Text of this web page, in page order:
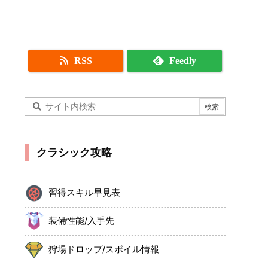
RSS Feedly
クラシック攻略
習得スキル早見表
装備性能/入手先
狩場ドロップ/スポイル情報